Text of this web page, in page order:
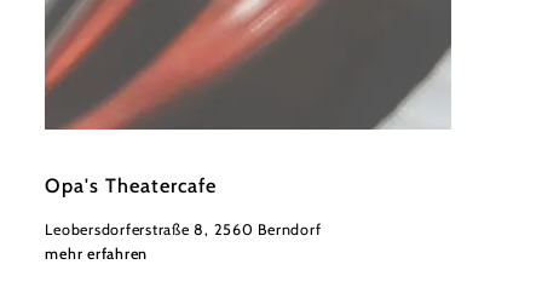
Opa's Theatercafe
Leobersdorferstraße 8, 2560 Berndorf
mehr erfahren